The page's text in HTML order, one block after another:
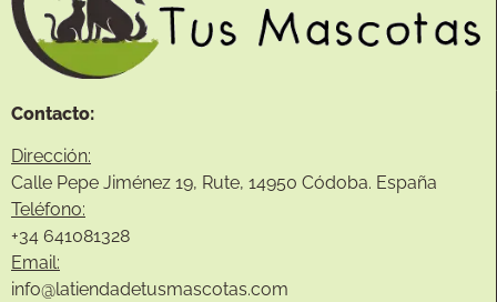
Contacto:
Dirección:
Calle Pepe Jiménez 19, Rute, 14950 Códoba. España
Teléfono:
+34 641081328
Email:
info@latiendadetusmascotas.com